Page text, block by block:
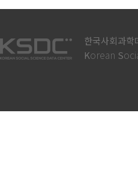
한국사회과학
Korean S